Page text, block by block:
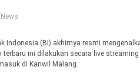
News
Indonesia (BI) akhirnya resmi
terbaru ini dilakukan secara live
di Kanwil Malang.